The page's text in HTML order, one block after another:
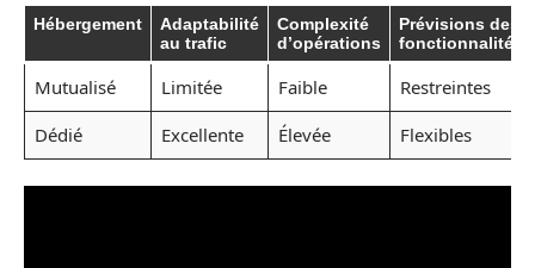
Hébergement
Adaptabilité
au trafic
Complexité
d’opérations
Prévisions des
fonctionnalités
Mutualisé Limitée Faible
Restreintes
Dédié
Excellente Élevée Flexibles